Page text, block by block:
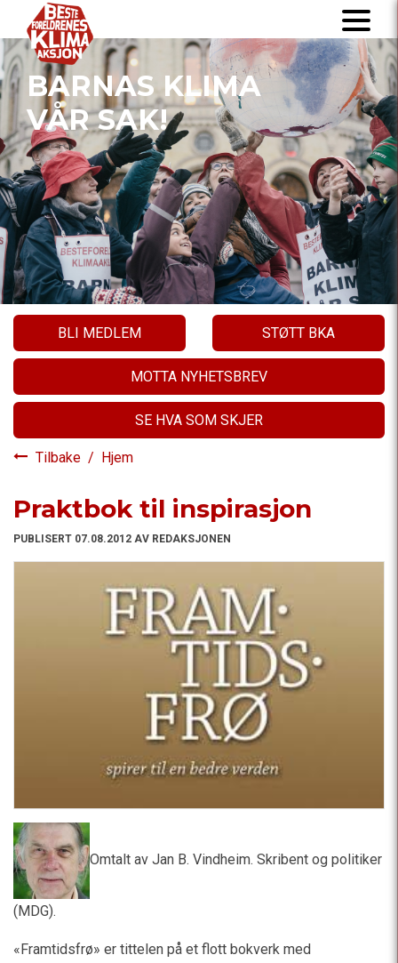
BARNAS KLIMA
VÅR SAK!
BLI MEDLEM STØTT BKA
MOTTA NYHETSBREV
SE HVA SOM SKJER
Tilbake / Hjem
Praktbok til inspirasjon
PUBLISERT 07.08.2012 AV REDAKSJONEN
Omtalt av Jan B. Vindheim. Skribent og politiker
(MDG).
«Framtidsfrø» er tittelen på et flott bokverk med